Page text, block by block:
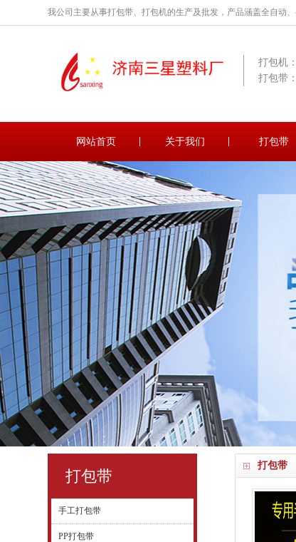
我公司主要从事打包带、打包机的生产及批发，产品涵盖全自动
打包机
打包带
网站首页 关于我们 打包带
打包带
打包带
手工打包带
PP打包带